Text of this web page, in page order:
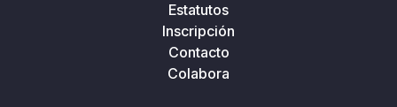
Estatutos
Inscripción
Contacto
Colabora